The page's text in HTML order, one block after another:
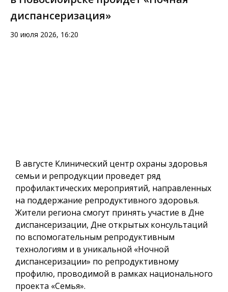
диспансеризация»
30 июля 2026, 16:20
В августе Клинический центр охраны здоровья
семьи и репродукции проведет ряд
профилактических мероприятий, направленных
на поддержание репродуктивного здоровья.
Жители региона смогут принять участие в Дне
диспансеризации, Дне открытых консультаций
по вспомогательным репродуктивным
технологиям и в уникальной «Ночной
диспансеризации» по репродуктивному
профилю, проводимой в рамках национального
проекта «Семья».